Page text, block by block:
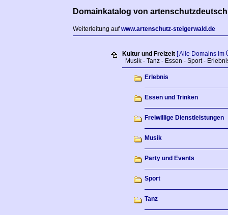
Domainkatalog von
Weiterleitung aufwww.artenschutz-steigerwald.de
Kultur und Freizeit [ Alle Domains im
Musik - Tanz - Essen - Sport -
Erlebnis
Essen und Trinken
Freiwillige Dienstleistungen
Musik
Party und Events
Sport
Tanz